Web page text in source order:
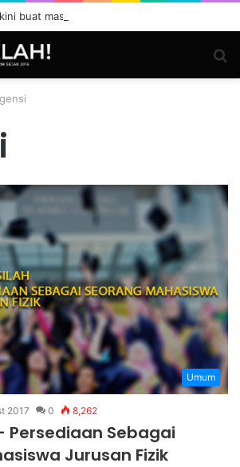
buat masa ini.
Umum
2017 0 8,262
Persediaan Sebagai
Jurusan Fizik